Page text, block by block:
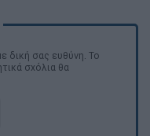
δική σας ευθύνη. Το
σχόλια θα